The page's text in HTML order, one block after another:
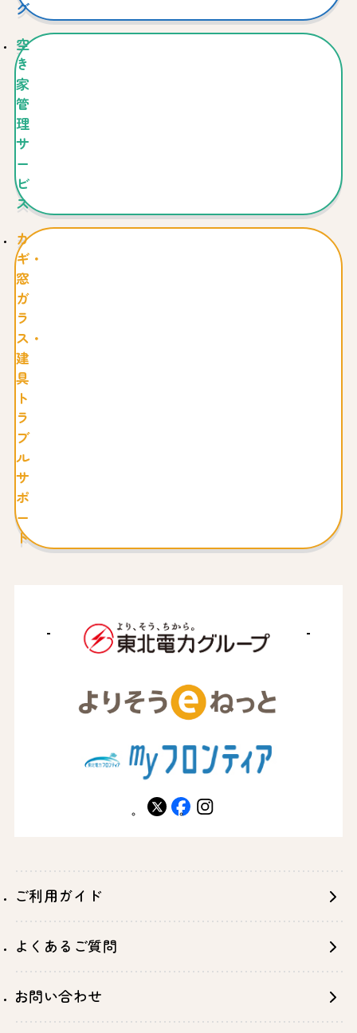
グ
空
き
家
管
理
サ
ー
ビ
ス
カ
ギ・
窓
ガ
ラ
ス・
建
具
ト
ラ
ブ
ル
サ
ポ
ー
ト
X facebookinstagram
ご利用ガイド
よくあるご質問
お問い合わせ